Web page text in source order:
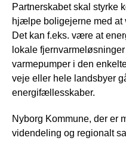
Partnerskabet skal styrke
hjælpe boligejerne med
Det kan f.eks. være at
lokale
varmepumper i den
veje eller hele landsbyer
energifællesskaber.
Nyborg Kommune, der er
videndeling og regionalt